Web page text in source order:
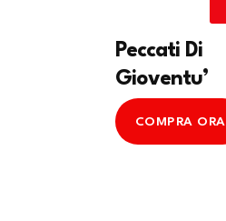
Peccati Di
Gioventu’
COMPRA ORA